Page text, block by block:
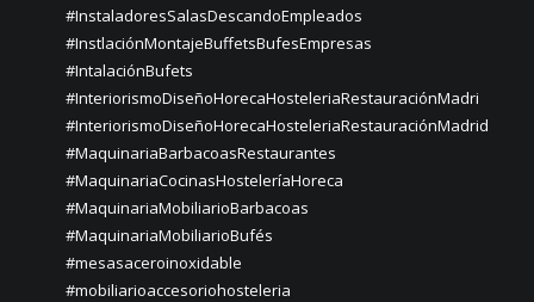
#InstaladoresSalasDescandoEmpleados
#InstlaciónMontajeBuffetsBufesEmpresas
#IntalaciónBufets
#InteriorismoDiseñoHorecaHosteleriaRestauraciónMadri
#InteriorismoDiseñoHorecaHosteleriaRestauraciónMadrid
#MaquinariaBarbacoasRestaurantes
#MaquinariaCocinasHosteleríaHoreca
#MaquinariaMobiliarioBarbacoas
#MaquinariaMobiliarioBufés
#mesasaceroinoxidable
#mobiliarioaccesoriohosteleria